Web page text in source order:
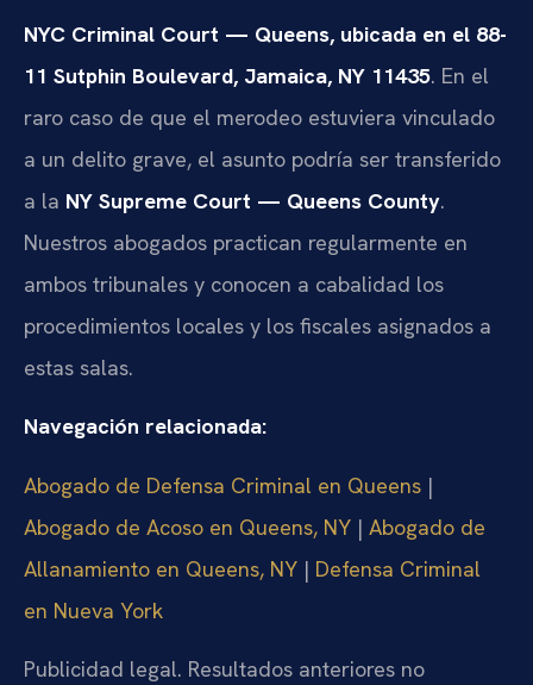
NYC Criminal Court — Queens, ubicada en el 88-
11 Sutphin Boulevard, Jamaica, NY 11435. En el
raro caso de que el merodeo estuviera vinculado
a un delito grave, el asunto podría ser transferido
a la NY Supreme Court — Queens County.
Nuestros abogados practican regularmente en
ambos tribunales y conocen a cabalidad los
procedimientos locales y los fiscales asignados a
estas salas.
Navegación relacionada:
Abogado de Defensa Criminal en Queens |
Abogado de Acoso en Queens, NY | Abogado de
Allanamiento en Queens, NY | Defensa Criminal
en Nueva York
Publicidad legal. Resultados anteriores no